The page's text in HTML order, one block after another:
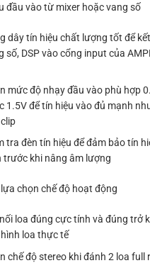
đầu vào từ mixer hoặc vang số
dây tín hiệu chất lượng tốt để
số, DSP vào cổng input của
mức độ nhạy đầu vào phù hợp
1.5V để tín hiệu vào đủ mạnh
tra đèn tín hiệu để đảm bảo tín
trước khi nâng âm lượng
chọn chế độ hoạt động
loa đúng cực tính và đúng trở
loa thực tế
chế độ stereo khi đánh 2 loa full